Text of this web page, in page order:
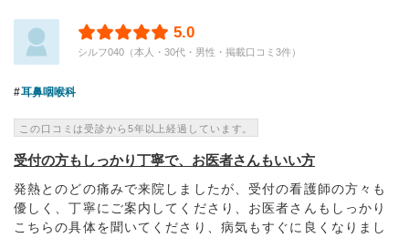
5.0
シルフ040（本人・30代・男性・掲載口コミ3件）
耳鼻咽喉科
この口コミは受診から5年以上経過しています。
受付の方もしっかり丁寧で、お医者さんもいい方
発熱とのどの痛みで来院しましたが、受付の看護師の方々も
優しく、丁寧にご案内してくださり、お医者さんもしっかり
こちらの具体を聞いてくださり、病気もすぐに良くなりまし